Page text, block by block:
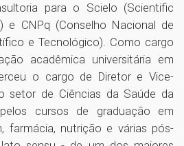
para o Scielo (Scientific
e CNPq (Conselho Nacional de
e Tecnológico). Como cargo
acadêmica universitária em
o cargo de Diretor e Vice-
setor de Ciências da Saúde da
cursos de graduação em
farmácia, nutrição e várias pós-